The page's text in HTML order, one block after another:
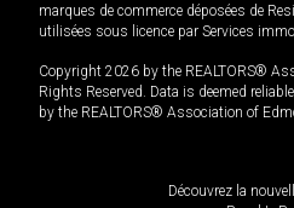
marques de commerce déposées de
utilisées sous licence par Services
Copyright 2026 by the REALTORS®
Rights Reserved. Data is deemed
by the REALTORS® Association of
Découvrez la